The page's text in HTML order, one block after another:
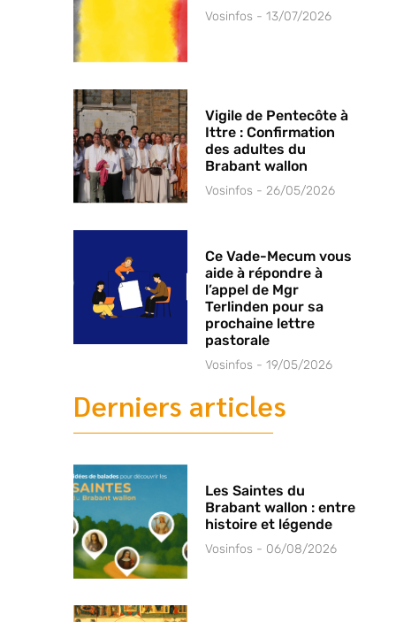
Vosinfos 13/07/2026
Vigile de Pentecôte à
Ittre : Confirmation
des adultes du
Brabant wallon
Vosinfos 26/05/2026
Ce Vade-Mecum vous
aide à répondre à
l’appel de Mgr
Terlinden pour sa
prochaine lettre
pastorale
Vosinfos 19/05/2026
Derniers articles
Les Saintes du
Brabant wallon : entre
histoire et légende
Vosinfos 06/08/2026